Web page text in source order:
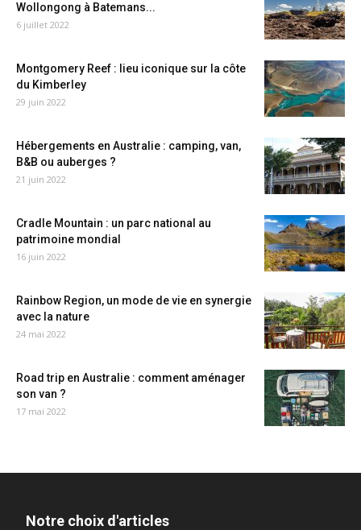
Wollongong à Batemans...
6 juillet 2022
Montgomery Reef : lieu iconique sur la côte
du Kimberley
29 juin 2022
Hébergements en Australie : camping, van,
B&B ou auberges ?
21 juin 2022
Cradle Mountain : un parc national au
patrimoine mondial
16 juin 2022
Rainbow Region, un mode de vie en synergie
avec la nature
24 mai 2022
Road trip en Australie : comment aménager
son van ?
17 mai 2022
Notre choix d'articles